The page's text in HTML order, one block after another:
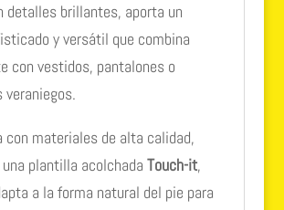
detalles brillantes, aporta un
y versátil que combina
con vestidos, pantalones o
veraniegos.
con materiales de alta calidad,
plantilla acolchada Touch-it,
a la forma natural del pie para